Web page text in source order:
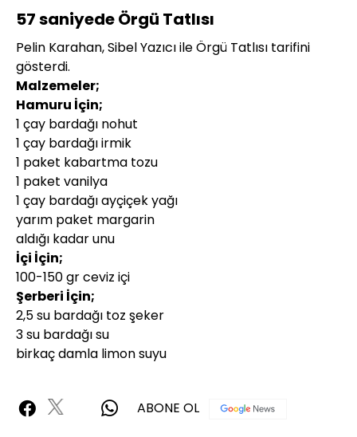
57 saniyede Örgü Tatlısı
Pelin Karahan, Sibel Yazıcı ile Örgü Tatlısı tarifini
gösterdi.
Malzemeler;
Hamuru İçin;
1 çay bardağı nohut
1 çay bardağı irmik
1 paket kabartma tozu
1 paket vanilya
1 çay bardağı ayçiçek yağı
yarım paket margarin
aldığı kadar unu
İçi İçin;
100-150 gr ceviz içi
Şerberi İçin;
2,5 su bardağı toz şeker
3 su bardağı su
birkaç damla limon suyu
ABONE OL